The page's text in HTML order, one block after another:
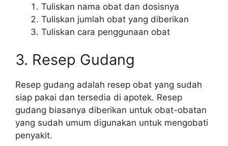
Tuliskan nama obat dan dosisnya
Tuliskan jumlah obat yang diberikan
Tuliskan cara penggunaan obat
3. Resep Gudang
Resep gudang adalah resep obat yang sudah
siap pakai dan tersedia di apotek. Resep
gudang biasanya diberikan untuk obat-obatan
yang sudah umum digunakan untuk mengobati
penyakit.